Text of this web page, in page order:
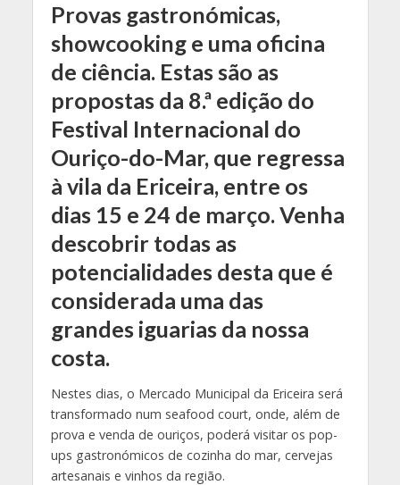
Provas gastronómicas,
showcooking e uma oficina
de ciência. Estas são as
propostas da 8.ª edição do
Festival Internacional do
Ouriço-do-Mar, que regressa
à vila da Ericeira, entre os
dias 15 e 24 de março. Venha
descobrir todas as
potencialidades desta que é
considerada uma das
grandes iguarias da nossa
costa.
Nestes dias, o Mercado Municipal da Ericeira será
transformado num seafood court, onde, além de
prova e venda de ouriços, poderá visitar os pop-
ups gastronómicos de cozinha do mar, cervejas
artesanais e vinhos da região.